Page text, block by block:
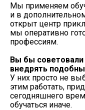
Мы применяем
и в
открыт центр
мы оперативно
профессиям.
Вы бы
внедрять
У них просто не
этим работать,
сегодняшнего
обучаться иначе.